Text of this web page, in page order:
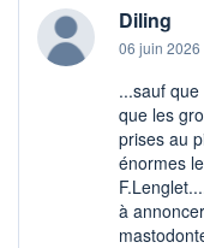
Diling
06 juin 2026
...sauf
que les
prises au
énormes
à